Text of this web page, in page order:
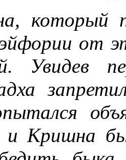
который
от
Увидев
и Кришна